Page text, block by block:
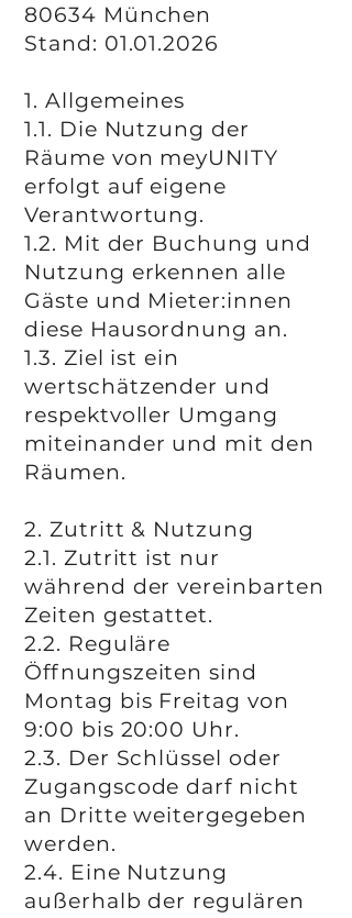
80634 München
Stand: 01.01.2026
1. Allgemeines
1.1. Die Nutzung der
Räume von meyUNITY
erfolgt auf eigene
Verantwortung.
1.2. Mit der Buchung und
Nutzung erkennen alle
Gäste und Mieter:innen
diese Hausordnung an.
1.3. Ziel ist ein
wertschätzender und
respektvoller Umgang
miteinander und mit den
Räumen.
2. Zutritt & Nutzung
2.1. Zutritt ist nur
während der vereinbarten
Zeiten gestattet.
2.2. Reguläre
Öffnungszeiten sind
Montag bis Freitag von
9:00 bis 20:00 Uhr.
2.3. Der Schlüssel oder
Zugangscode darf nicht
an Dritte weitergegeben
werden.
2.4. Eine Nutzung
außerhalb der regulären